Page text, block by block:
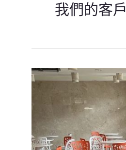
我們的客戶
宜
大
訓